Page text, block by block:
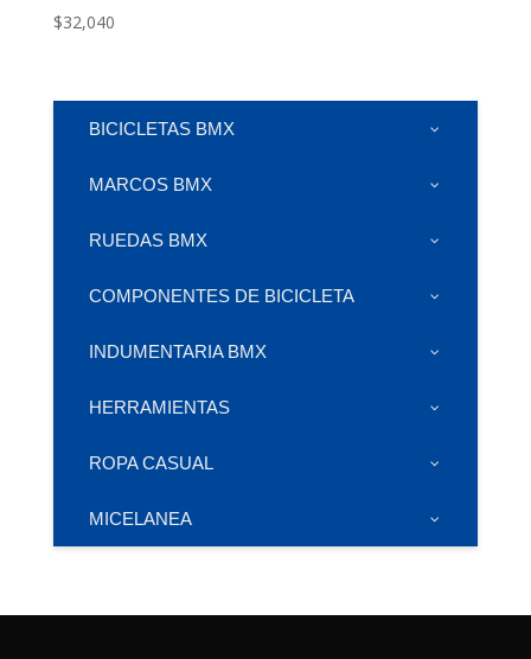
$32,040
BICICLETAS BMX
MARCOS BMX
RUEDAS BMX
COMPONENTES DE BICICLETA
INDUMENTARIA BMX
HERRAMIENTAS
ROPA CASUAL
MICELANEA